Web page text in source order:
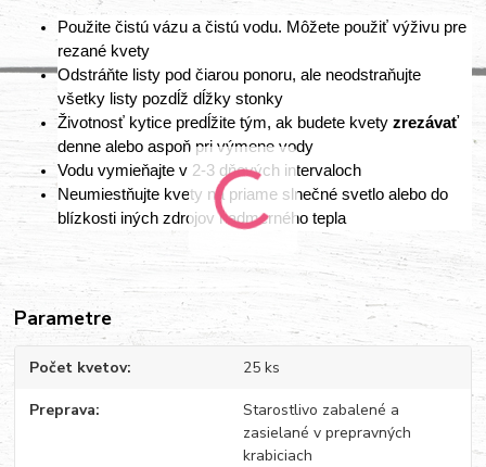
Použite čistú vázu a čistú vodu. Môžete použiť výživu pre
rezané kvety
Odstráňte listy pod čiarou ponoru, ale neodstraňujte
všetky listy pozdĺž dĺžky stonky
Životnosť kytice predĺžite tým, ak budete kvetyzrezávať
denne alebo aspoň pri výmene vody
Vodu vymieňajte v 2-3 dňových intervaloch
Neumiestňujte kvety na priame slnečné svetlo alebo do
blízkosti iných zdrojov nadmerného tepla
Parametre
Počet kvetov 25 ks
Preprava
Starostlivo zabalené a
zasielané v prepravných
krabiciach